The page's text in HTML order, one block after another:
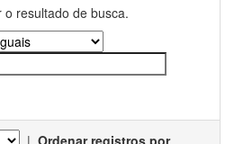
resultado de busca.
| Ordenar registros por